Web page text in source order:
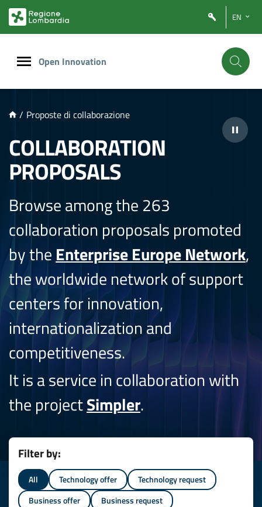
PRINCIPALE
EN
Open Innovation
/ Proposte di collaborazione
COLLABORATION
PROPOSALS
Browse among the 263
collaboration proposals promoted
by the Enterprise Europe Network,
the worldwide network of support
centers for innovation,
internationalization and
competitiveness.
It is a service in collaboration with
the projectSimpler.
Filter by:
All Technology offer
Technology request
Business offer
Business request